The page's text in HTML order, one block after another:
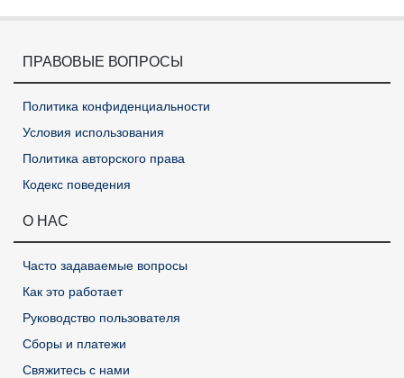
ПРАВОВЫЕ ВОПРОСЫ
Политика конфиденциальности
Условия использования
Политика авторского права
Кодекс поведения
О НАС
Часто задаваемые вопросы
Как это работает
Руководство пользователя
Сборы и платежи
Свяжитесь с нами